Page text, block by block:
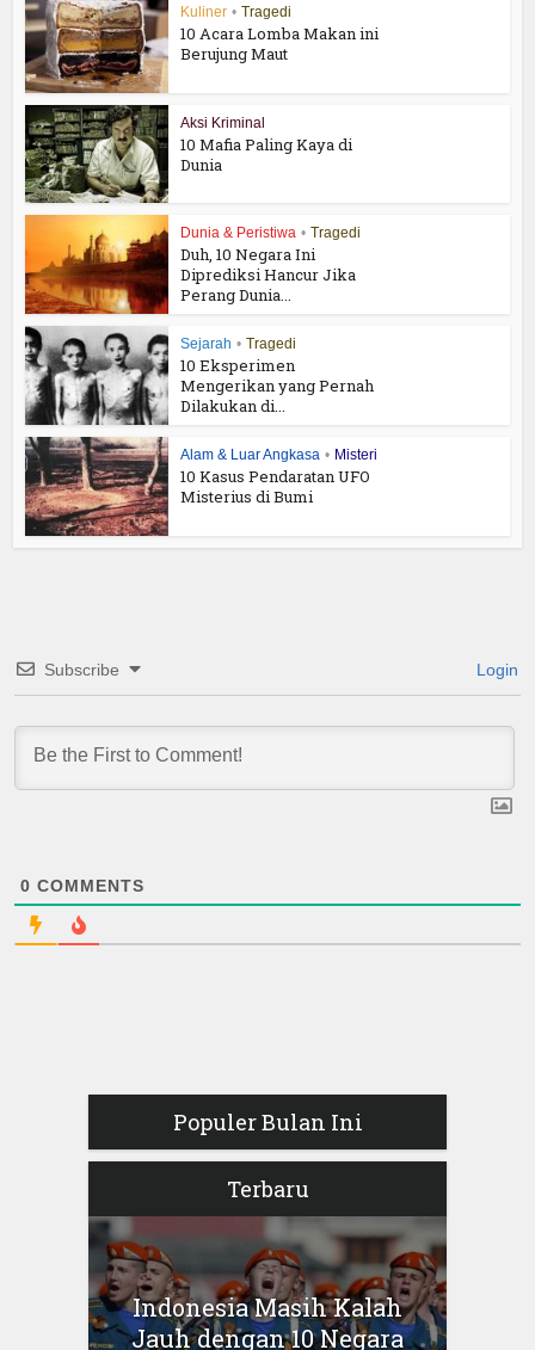
Kuliner • Tragedi
10 Acara Lomba Makan ini
Berujung Maut
Aksi Kriminal
10 Mafia Paling Kaya di
Dunia
Dunia & Peristiwa • Tragedi
Duh, 10 Negara Ini
Diprediksi Hancur Jika
Perang Dunia...
Sejarah • Tragedi
10 Eksperimen
Mengerikan yang Pernah
Dilakukan di...
Alam & Luar Angkasa • Misteri
10 Kasus Pendaratan UFO
Misterius di Bumi
Subscribe Login
0 COMMENTS
Populer Bulan Ini
Terbaru
Indonesia Masih Kalah
Jauh dengan 10 Negara